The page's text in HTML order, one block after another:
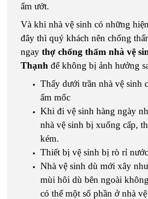
ẩm ướt.
Và khi nhà vệ sinh có những
đây thì quý khách nên chống
ngay thợ chống thấm nhà vệ
Thạnh để không bị ảnh hưởng
Thấy dưới trần nhà vệ sinh
ẩm mốc
Khi đi vệ sinh hàng ngày
nhà vệ sinh bị xuống cấp,
kém.
Thiết bị vệ sinh bị rò rỉ
Nhà vệ sinh dù mới xây
mùi hôi dù bên ngoài
có thể một số phần ở nhà